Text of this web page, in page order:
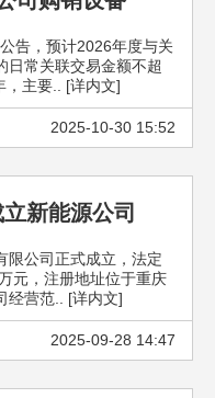
告，预计2026年度与关
日常关联交易金额不超
，主要.. [详内文]
2025-10-30 15:52
新能源公司
限公司正式成立，法定
元，注册地址位于重庆
经营范.. [详内文]
2025-09-28 14:47